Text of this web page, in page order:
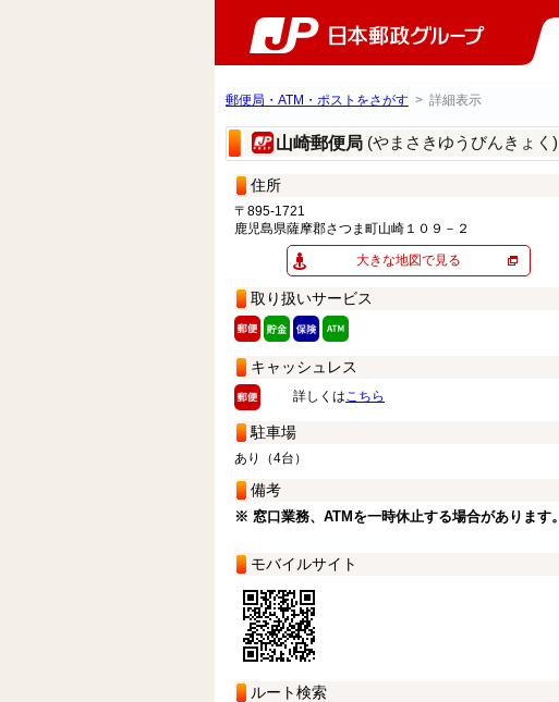
郵便局・ATM・ポストをさがす > 詳細表示
山崎郵便局 (やまさきゆうびんきょく)
住所
〒895-1721
鹿児島県薩摩郡さつま町山崎１０９－２
大きな地図で見る
取り扱いサービス
キャッシュレス
詳しくはこちら
駐車場
あり（4台）
備考
※ 窓口業務、ATMを一時休止する場合があります。
モバイルサイト
ルート検索